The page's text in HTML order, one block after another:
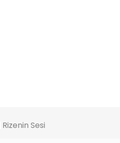
Rizenin Sesi